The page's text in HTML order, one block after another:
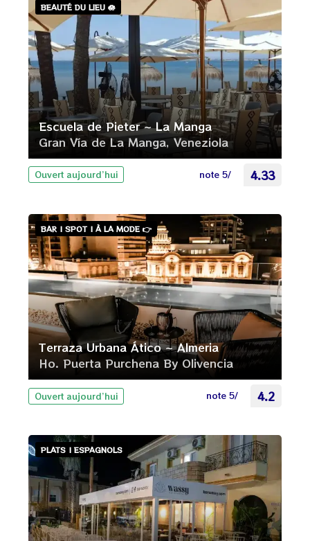
BEAUTÉ DU LIEU 🪷
Escuela de Pieter ~ La Manga
Gran Vía de La Manga, Veneziola
Ouvert aujourd’hui note 5/ 4.33
BAR | SPOT | À LA MODE 👉
Terraza Urbana Ático ~ Almeria
Ho. Puerta Purchena By Olivencia
Ouvert aujourd’hui note 5/ 4.2
PLATS | ESPAGNOLS